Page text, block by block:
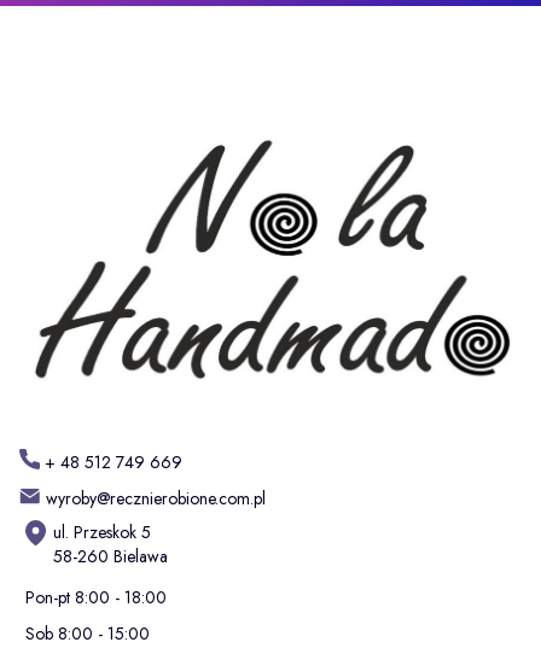
+ 48 512 749 669
wyroby@recznierobione.com.pl
ul. Przeskok 5
58-260 Bielawa
Pon-pt 8:00 - 18:00
Sob 8:00 - 15:00